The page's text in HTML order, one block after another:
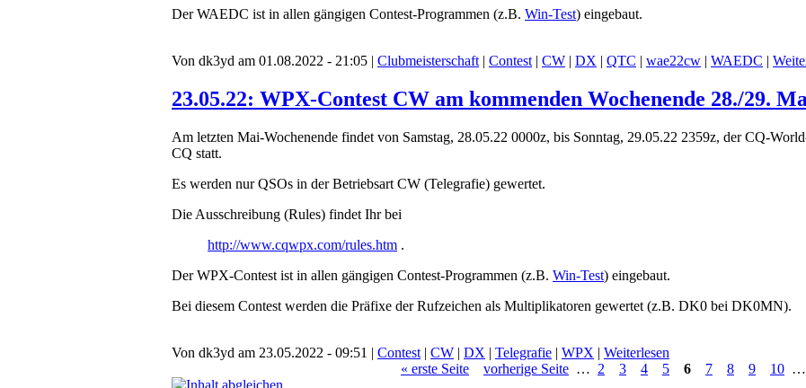
Der WAEDC ist in allen gängigen Contest-Programmen (z.B. Win-Test) eingebaut.
Von dk3yd am 01.08.2022 - 21:05 | Clubmeisterschaft | Contest | CW | DX | QTC | wae22cw | WAEDC |
23.05.22: WPX-Contest CW am kommenden Wochenende 28./29.
Am letzten Mai-Wochenende findet von Samstag, 28.05.22 0000z, bis Sonntag, 29.05.22 2359z, der CQ-
CQ statt.
Es werden nur QSOs in der Betriebsart CW (Telegrafie) gewertet.
Die Ausschreibung (Rules) findet Ihr bei
http://www.cqwpx.com/rules.htm .
Der WPX-Contest ist in allen gängigen Contest-Programmen (z.B. Win-Test) eingebaut.
Bei diesem Contest werden die Präfixe der Rufzeichen als Multiplikatoren gewertet (z.B. DK0 bei DK0MN).
Von dk3yd am 23.05.2022 - 09:51 | Contest | CW | DX | Telegrafie | WPX | Weiterlesen
« erste Seite
vorherige Seite … 2 3 4 5 6 7 8 9 10 …